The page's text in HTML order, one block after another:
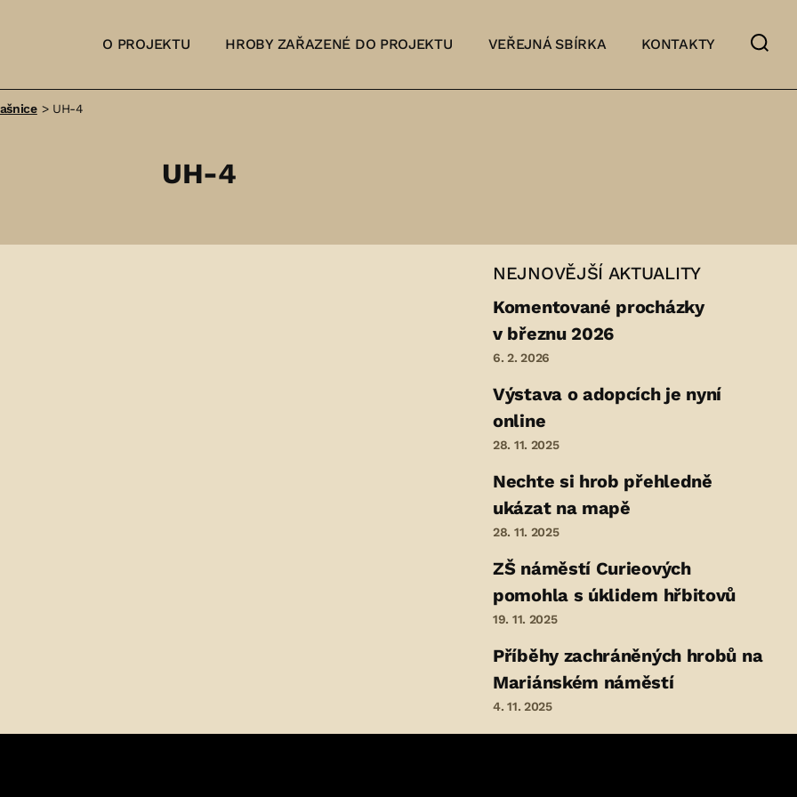
O PROJEKTU HROBY ZAŘAZENÉ DO PROJEKTU VEŘEJNÁ SBÍRKA KONTAKTY
> UH-4
UH-4
NEJNOVĚJŠÍ AKTUALITY
Komentované procházky
v březnu 2026
6. 2. 2026
Výstava o adopcích je nyní
online
28. 11. 2025
Nechte si hrob přehledně
ukázat na mapě
28. 11. 2025
ZŠ náměstí Curieových
pomohla s úklidem hřbitovů
19. 11. 2025
Příběhy zachráněných hrobů na
Mariánském náměstí
4. 11. 2025